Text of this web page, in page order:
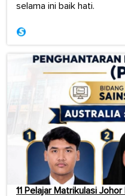
selama ini baik hati.
11 Pelajar Matrikulasi